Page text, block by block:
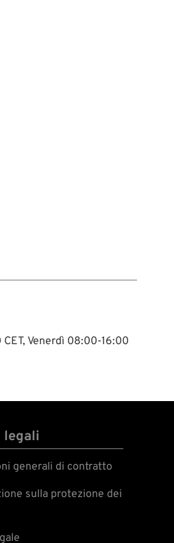
Venerdì 08:00-16:00
legali
generali di contratto
sulla protezione dei